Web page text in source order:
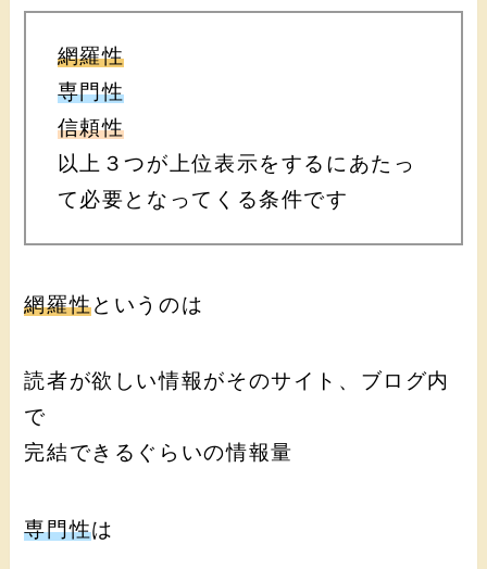
網羅性
専門性
信頼性
以上３つが上位表示をするにあたっ
て必要となってくる条件です
網羅性というのは
読者が欲しい情報がそのサイト、ブログ内
で
完結できるぐらいの情報量
専門性は